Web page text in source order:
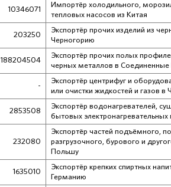
10346071
Импортёр холодильного,
тепловых насосов из Китая
203250
Экспортёр прочих изделий из
Черногорию
188204504
Экспортёр прочих полых
черных металлов в
-
Экспортёр центрифуг и
или очистки жидкостей и газов в
2853508
Экспортёр водонагревателей,
бытовых
232080
Экспортёр частей подъёмного,
разгрузочного, бурового и
Польшу
1635010
Экспортёр крепких спиртных
Германию